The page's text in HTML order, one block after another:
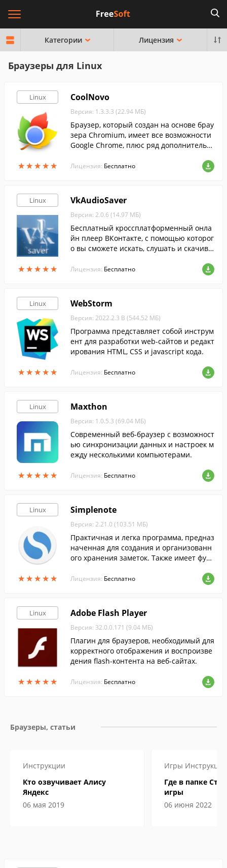
Категории Лицензия
Браузеры для Linux
Linux
★★★★★
★★★★★
CoolNovo
Версия: 1.3.3.3 (22.94 МБ)
Браузер, который создан на основе брау
зера Chromium, имеет все возможности
Google Chrome, плюс ряд дополнительн
работу с браузером более комфортной.
Лицензия: Бесплатно
Linux
★★★★★
★★★★★
VkAudioSaver
Версия: 2.0.6 (14.97 МБ)
Бесплатный кроссплатформенный онла
йн плеер ВКонтакте, с помощью которог
о вы сможете искать, слушать и скачива
п, друзей. Программа имеет хорошую и
Лицензия: Бесплатно
Linux
★★★★★
★★★★★
WebStorm
Версия: 2022.2.3 B (544.52 МБ)
Программа представляет собой инструм
ент для разработки web-сайтов и редакт
ирования HTML, CSS и javascript кода.
Лицензия: Бесплатно
Linux
★★★★★
★★★★★
Maxthon
Версия: 1.0.5.3 (69.04 МБ)
Современный веб-браузер с возможност
ью синхронизации данных и настроек м
ежду несколькими компьютерами.
Лицензия: Бесплатно
Linux
★★★★★
★★★★★
Simplenote
Версия: 2.21.0 (103.51 МБ)
Практичная и легка программа, предназ
наченная для создания и организованн
ого хранения заметок. Также имеет функ
ными устройствами.
Лицензия: Бесплатно
Linux
★★★★★
★★★★★
Adobe Flash Player
Версия: 32.0.0.171 (9.04 МБ)
Плагин для браузеров, необходимый для
корректного отображения и воспроизве
дения flash-контента на веб-сайтах.
Лицензия: Бесплатно
Браузеры, статьи
Инструкции
Кто озвучивает Алису
Яндекс
06 мая 2019
Игры Инструкции
Где в папке
игры
06 июня 2022